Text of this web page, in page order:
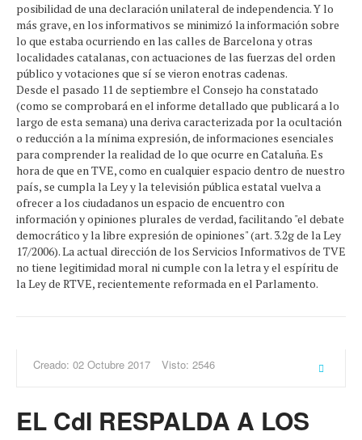
posibilidad de una declaración unilateral de independencia. Y lo
más grave, en los informativos se minimizó la información sobre
lo que estaba ocurriendo en las calles de Barcelona y otras
localidades catalanas, con actuaciones de las fuerzas del orden
público y votaciones que sí se vieron enotras cadenas.
Desde el pasado 11 de septiembre el Consejo ha constatado
(como se comprobará en el informe detallado que publicará a lo
largo de esta semana) una deriva caracterizada por la ocultación
o reducción a la mínima expresión, de informaciones esenciales
para comprender la realidad de lo que ocurre en Cataluña. Es
hora de que en TVE, como en cualquier espacio dentro de nuestro
país, se cumpla la Ley y la televisión pública estatal vuelva a
ofrecer a los ciudadanos un espacio de encuentro con
información y opiniones plurales de verdad, facilitando "el debate
democrático y la libre expresión de opiniones" (art. 3.2g de la Ley
17/2006). La actual dirección de los Servicios Informativos de TVE
no tiene legitimidad moral ni cumple con la letra y el espíritu de
la Ley de RTVE, recientemente reformada en el Parlamento.
Creado: 02 Octubre 2017 Visto: 2546
EL CdI RESPALDA A LOS